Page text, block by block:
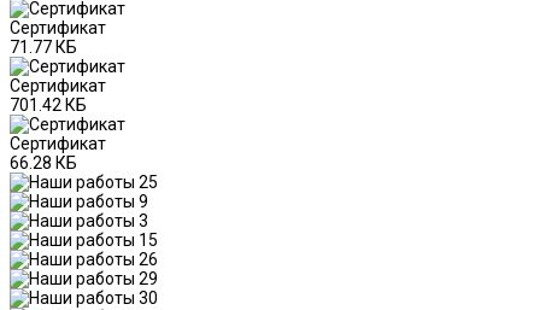
Сертификат
71.77 КБ
Сертификат
701.42 КБ
Сертификат
66.28 КБ